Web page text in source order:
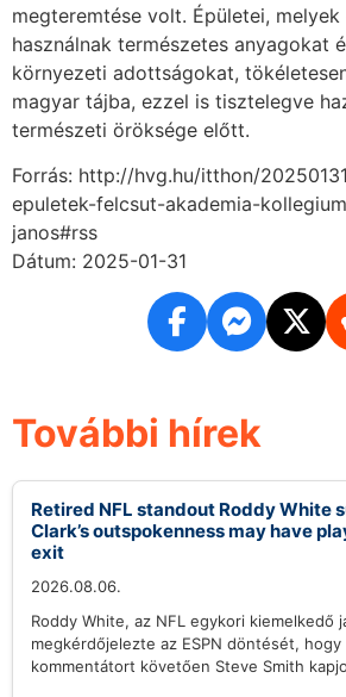
megteremtése volt. Épületei,
használnak természetes anyagokat
környezeti adottságokat,
magyar tájba, ezzel is tisztelegve
természeti öröksége előtt.
Forrás: http://hvg.hu/itthon/
epuletek-felcsut-akademia-
janos#rss
Dátum: 2025-01-31
További hírek
Retired NFL standout Roddy White
Clark’s outspokenness may have
exit
2026.08.06.
Roddy White, az NFL egykori kiemelkedő
megkérdőjelezte az ESPN döntését, hogy
kommentátort követően Steve Smith